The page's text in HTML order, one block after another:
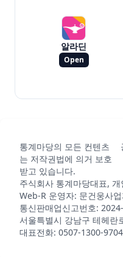
알라딘
Open
통계마당의 모든 컨텐츠
는 저작권법에 의거 보호
받고 있습니다.
주식회사 통계마당대표, 개
Web-R 운영자: 문건웅사
통신판매업신고번호:
서울특별시 강남구 테헤란
대표전화: 0507-1300-